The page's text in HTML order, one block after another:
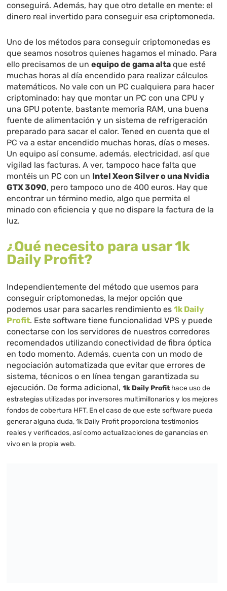
conseguirá. Además, hay que otro detalle en mente: el
dinero real invertido para conseguir esa criptomoneda.
Uno de los métodos para conseguir criptomonedas es
que seamos nosotros quienes hagamos el minado. Para
ello precisamos de unequipo de gama alta que esté
muchas horas al día encendido para realizar cálculos
matemáticos. No vale con un PC cualquiera para hacer
criptominado; hay que montar un PC con una CPU y
una GPU potente, bastante memoria RAM, una buena
fuente de alimentación y un sistema de refrigeración
preparado para sacar el calor. Tened en cuenta que el
PC va a estar encendido muchas horas, días o meses.
Un equipo así consume, además, electricidad, así que
vigilad las facturas. A ver, tampoco hace falta que
montéis un PC con un Intel Xeon Silver o una Nvidia
GTX 3090, pero tampoco uno de 400 euros. Hay que
encontrar un término medio, algo que permita el
minado con eficiencia y que no dispare la factura de la
luz.
¿Qué necesito para usar 1k
Daily Profit?
Independientemente del método que usemos para
conseguir criptomonedas, la mejor opción que
podemos usar para sacarles rendimiento es1k Daily
Profit. Este software tiene funcionalidad VPS y puede
conectarse con los servidores de nuestros corredores
recomendados utilizando conectividad de fibra óptica
en todo momento. Además, cuenta con un modo de
negociación automatizada que evitar que errores de
sistema, técnicos o en línea tengan garantizada su
ejecución. De forma adicional,1k Daily Profit hace uso de
estrategias utilizadas por inversores multimillonarios y los mejores
fondos de cobertura HFT. En el caso de que este software pueda
generar alguna duda, 1k Daily Profit proporciona testimonios
reales y verificados, así como actualizaciones de ganancias en
vivo en la propia web.